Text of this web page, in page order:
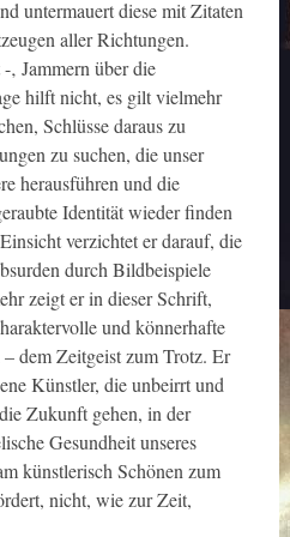
untermauert diese mit Zitaten
aller Richtungen.
‚ Jammern über die
hilft nicht, es gilt vielmehr
Schlüsse daraus zu
zu suchen, die unser
herausführen und die
Identität wieder finden
verzichtet er darauf, die
durch Bildbeispiele
zeigt er in dieser Schrift,
und könnerhafte
dem Zeitgeist zum Trotz. Er
Künstler, die unbeirrt und
Zukunft gehen, in der
Gesundheit unseres
künstlerisch Schönen zum
nicht, wie zur Zeit,